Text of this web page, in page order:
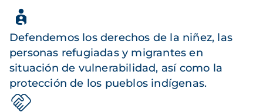
Defendemos los derechos de la niñez, las
personas refugiadas y migrantes en
situación de vulnerabilidad, así como la
protección de los pueblos indígenas.